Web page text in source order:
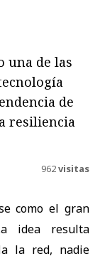
una de las
de
resiliencia
962visitas
como el gran
idea resulta
la red, nadie